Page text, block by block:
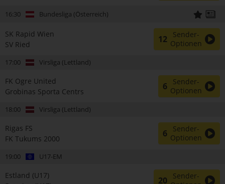
16:30 Bundesliga (Österreich)
SK Rapid Wien
SV Ried
12
Sender-
Optionen
17:00 Virsliga (Lettland)
FK Ogre United
Grobinas Sporta Centrs
6
Sender-
Optionen
18:00 Virsliga (Lettland)
Rigas FS
FK Tukums 2000
6
Sender-
Optionen
19:00 U17-EM
Estland (U17)
20
Sender-